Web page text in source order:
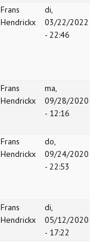
Frans
Hendrickx
di,
03/22/2022
- 22:46
Frans
Hendrickx
ma,
09/28/2020
- 12:16
Frans
Hendrickx
do,
09/24/2020
- 22:53
Frans
Hendrickx
di,
05/12/2020
- 17:22